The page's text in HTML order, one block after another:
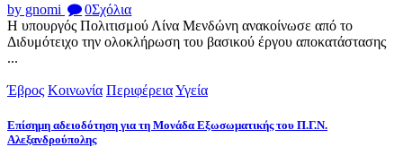
by gnomi 0Σχόλια
Η υπουργός Πολιτισμού Λίνα Μενδώνη ανακοίνωσε από το
Διδυμότειχο την ολοκλήρωση του βασικού έργου αποκατάστασης
...
Έβρος Κοινωνία ΠεριφέρειαΥγεία
Επίσημη αδειοδότηση για τη Μονάδα Εξωσωματικής του Π.Γ.Ν.
Αλεξανδρούπολης